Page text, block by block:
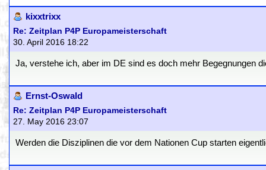
kixxtrixx
Re: Zeitplan P4P Europameisterschaft
30. April 2016 18:22
Ja, verstehe ich, aber im DE sind es doch mehr Begegnungen
Ernst-Oswald
Re: Zeitplan P4P Europameisterschaft
27. May 2016 23:07
Werden die Disziplinen die vor dem Nationen Cup starten